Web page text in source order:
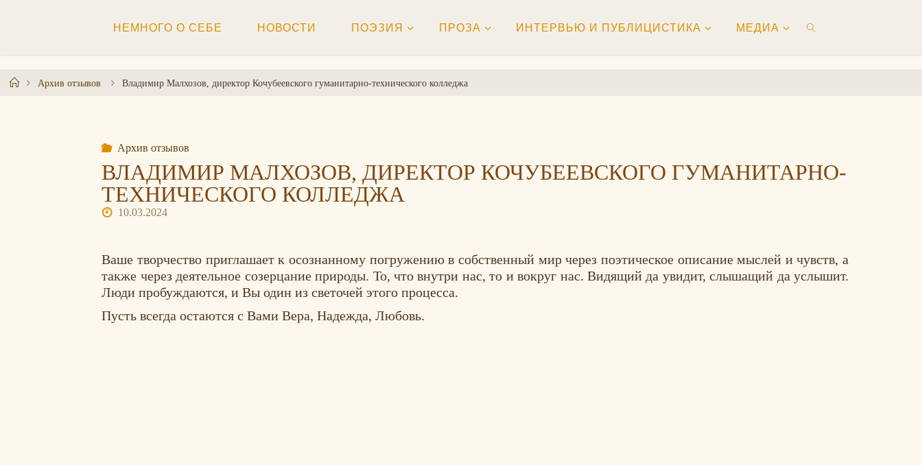
содержимому
НЕМНОГО О СЕБЕ НОВОСТИ ПОЭЗИЯ ПРОЗА ИНТЕРВЬЮ И ПУБЛИЦИСТИКА МЕДИА
ГлавнаяАрхив отзывов Владимир Малхозов, директор Кочубеевского гуманитарно-технического колледжа
Архив отзывов
ВЛАДИМИР МАЛХОЗОВ, ДИРЕКТОР КОЧУБЕЕВСКОГО ГУМАНИТАРНО-
ТЕХНИЧЕСКОГО КОЛЛЕДЖА
10.03.2024
Ваше творчество приглашает к осознанному погружению в собственный мир через поэтическое описание мыслей и чувств, а
также через деятельное созерцание природы. То, что внутри нас, то и вокруг нас. Видящий да увидит, слышащий да услышит.
Люди пробуждаются, и Вы один из светочей этого процесса.
Пусть всегда остаются с Вами Вера, Надежда, Любовь.